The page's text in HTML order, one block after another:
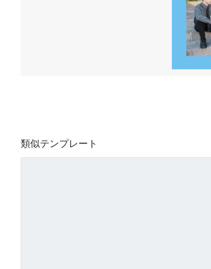
類似テンプレート